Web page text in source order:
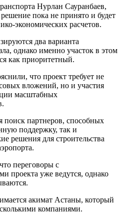
Нурлан Сауранбаев,
пока не принято и будет
экономических расчетов.
два варианта
однако именно участок в этом
как приоритетный.
что проект требует не
вложений, но и участия
масштабных
поиск партнеров, способных
поддержку, так и
решения для строительства
переговоры с
проекта уже ведутся, однако
акимат Астаны, который
компаниями.